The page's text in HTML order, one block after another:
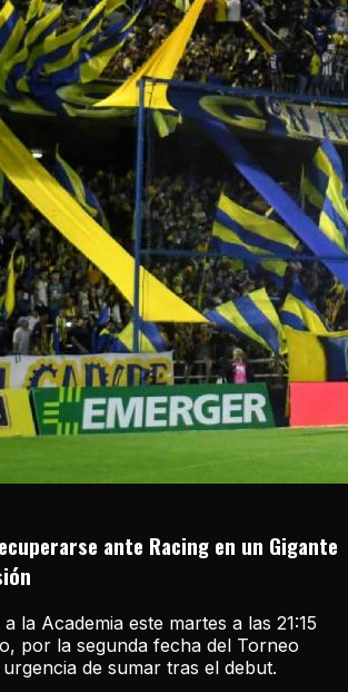
ante Racing en un Gigante
la Academia este martes a las 21:15
por la segunda fecha del Torneo
de sumar tras el debut.